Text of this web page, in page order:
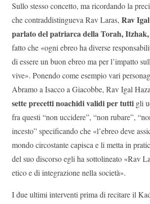
Sullo stesso concetto, ma ricordando la
che contraddistingueva Rav Laras, Rav
parlato del patriarca della Torah, Itzhak,
fatto che «ogni ebreo ha diverse
di essere un buon ebreo ma per l’impatto
vive». Ponendo come esempio vari
Abramo a Isacco a Giacobbe, Rav Igal
sette precetti noachidi validi per tutti gli
fra questi “non uccidere”, “non rubare”,
incesto” specificando che «l’ebreo deve
mondo circostante capisca e li metta in
del suo discorso egli ha sottolineato «Rav
etico e di integrazione nella società».
I due ultimi interventi prima di recitare il